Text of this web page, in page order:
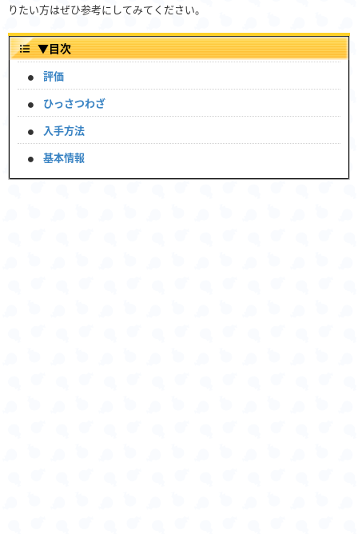
りたい方はぜひ参考にしてみてください。
▼目次
評価
ひっさつわざ
入手方法
基本情報